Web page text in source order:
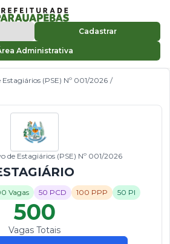
Cadastrar
Administrativa
Estagiários (PSE) Nº 001/2026 /
de Estagiários (PSE) Nº 001/2026
Vagas 50 PCD 100 PPP 50 PI
500
Vagas Totais